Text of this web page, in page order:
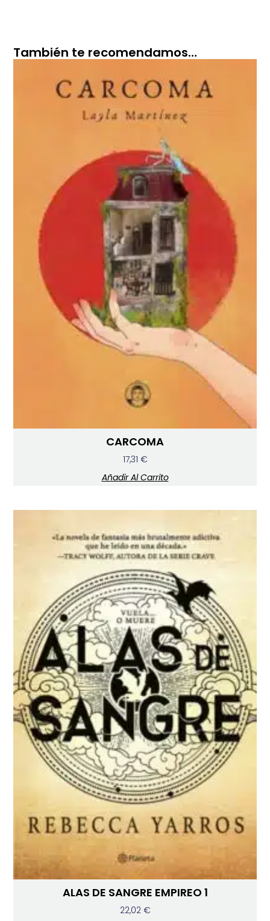
También te recomendamos…
CARCOMA
17,31 €
Añadir Al Carrito
ALAS DE SANGRE EMPIREO 1
22,02 €